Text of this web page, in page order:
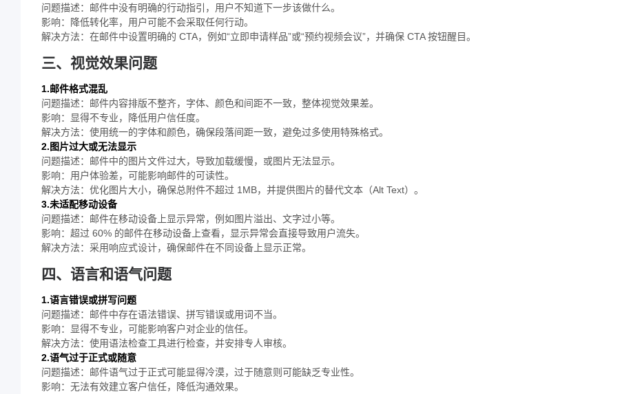
问题描述：邮件中没有明确的行动指引，用户不知道下一步该做什么。
影响：降低转化率，用户可能不会采取任何行动。
解决方法：在邮件中设置明确的 CTA，例如“立即申请样品”或“预约视频会议”，并确保 CTA 按钮醒目。
三、视觉效果问题
1.邮件格式混乱
问题描述：邮件内容排版不整齐，字体、颜色和间距不一致，整体视觉效果差。
影响：显得不专业，降低用户信任度。
解决方法：使用统一的字体和颜色，确保段落间距一致，避免过多使用特殊格式。
2.图片过大或无法显示
问题描述：邮件中的图片文件过大，导致加载缓慢，或图片无法显示。
影响：用户体验差，可能影响邮件的可读性。
解决方法：优化图片大小，确保总附件不超过 1MB，并提供图片的替代文本（Alt Text）。
3.未适配移动设备
问题描述：邮件在移动设备上显示异常，例如图片溢出、文字过小等。
影响：超过 60% 的邮件在移动设备上查看，显示异常会直接导致用户流失。
解决方法：采用响应式设计，确保邮件在不同设备上显示正常。
四、语言和语气问题
1.语言错误或拼写问题
问题描述：邮件中存在语法错误、拼写错误或用词不当。
影响：显得不专业，可能影响客户对企业的信任。
解决方法：使用语法检查工具进行检查，并安排专人审核。
2.语气过于正式或随意
问题描述：邮件语气过于正式可能显得冷漠，过于随意则可能缺乏专业性。
影响：无法有效建立客户信任，降低沟通效果。